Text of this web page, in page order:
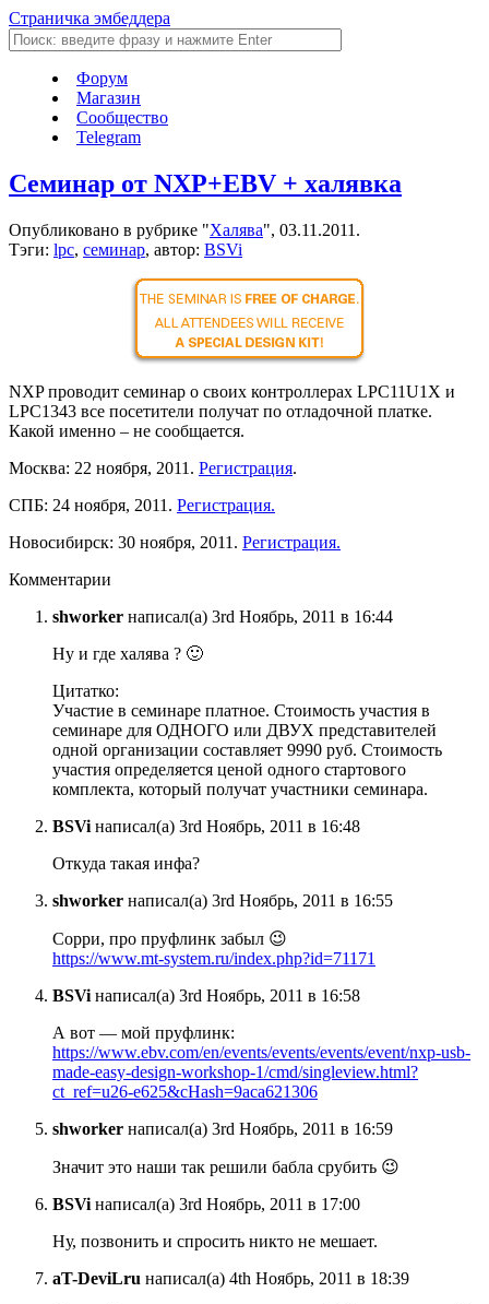
Страничка эмбеддера
Форум
Магазин
Сообщество
Telegram
Семинар от NXP+EBV + халявка
Опубликовано в рубрике "Халява", 03.11.2011.
Тэги: lpc, семинар, автор: BSVi
NXP проводит семинар о своих контроллерах LPC11U1X и
LPC1343 все посетители получат по отладочной платке.
Какой именно – не сообщается.
Москва: 22 ноября, 2011. Регистрация.
СПБ: 24 ноября, 2011. Регистрация.
Новосибирск: 30 ноября, 2011. Регистрация.
Комментарии
shworker написал(а) 3rd Ноябрь, 2011 в 16:44
Ну и где халява ? 🙂
Цитатко:
Участие в семинаре платное. Стоимость участия в
семинаре для ОДНОГО или ДВУХ представителей
одной организации составляет 9990 руб. Стоимость
участия определяется ценой одного стартового
комплекта, который получат участники семинара.
BSVi написал(а) 3rd Ноябрь, 2011 в 16:48
Откуда такая инфа?
shworker написал(а) 3rd Ноябрь, 2011 в 16:55
Сорри, про пруфлинк забыл 😉
https://www.mt-system.ru/index.php?id=71171
BSVi написал(а) 3rd Ноябрь, 2011 в 16:58
А вот — мой пруфлинк:
https://www.ebv.com/en/events/events/events/event/nxp-usb-
made-easy-design-workshop-1/cmd/singleview.html?
ct_ref=u26-e625&cHash=9aca621306
shworker написал(а) 3rd Ноябрь, 2011 в 16:59
Значит это наши так решили бабла срубить 😉
BSVi написал(а) 3rd Ноябрь, 2011 в 17:00
Ну, позвонить и спросить никто не мешает.
aT-DeviLru написал(а) 4th Ноябрь, 2011 в 18:39